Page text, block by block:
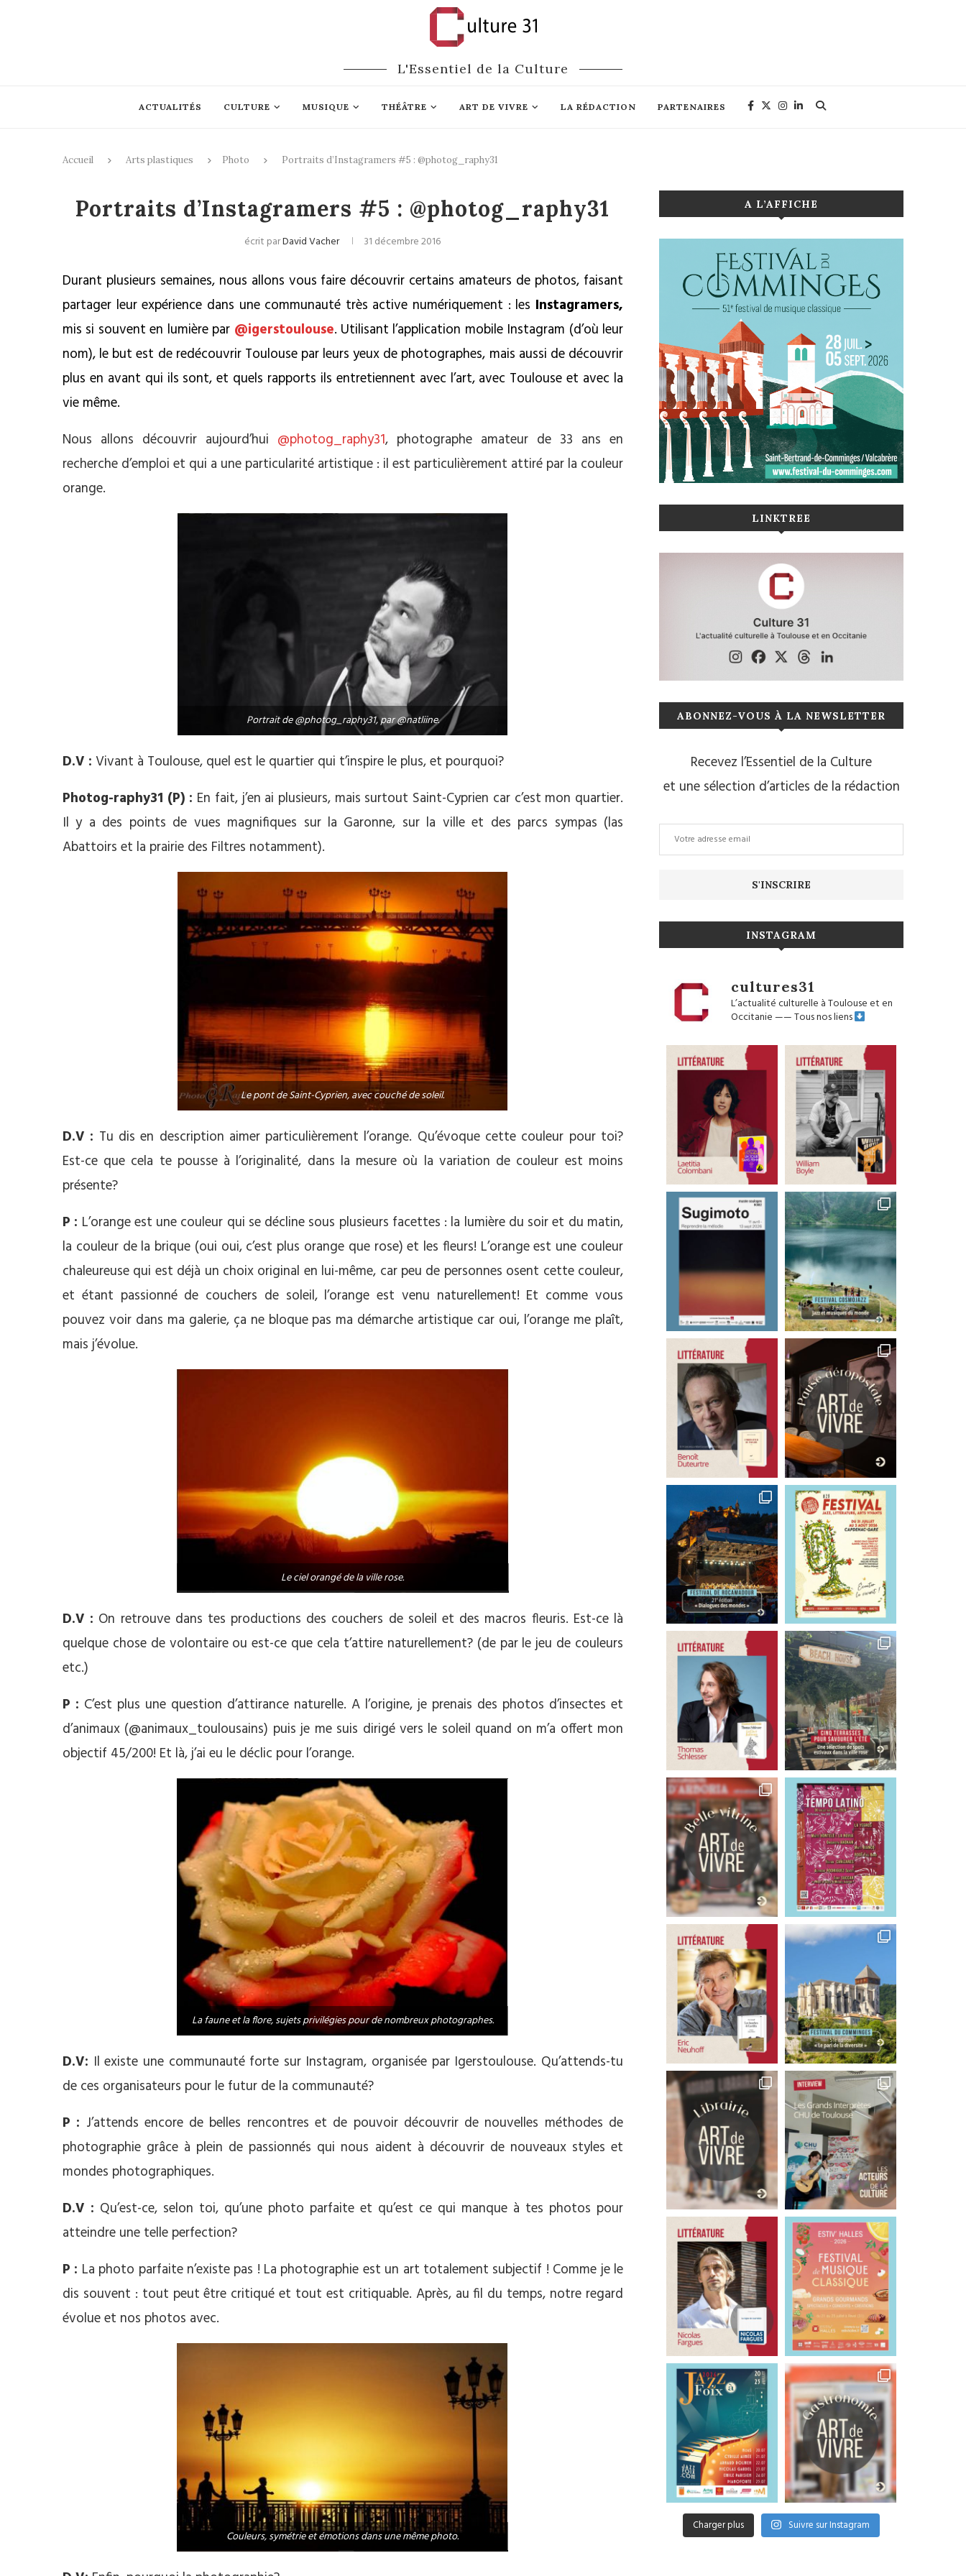
L'Essentiel de la Culture
ACTUALITÉS CULTURE MUSIQUE THÉÂTRE ART DE VIVRE LA RÉDACTION PARTENAIRES
Accueil Arts plastiques Photo Portraits d’Instagramers #5 : @photog_raphy31
Portraits d’Instagramers #5 : @photog_raphy31
écrit parDavid Vacher 31 décembre 2016
Durant plusieurs semaines, nous allons vous faire découvrir certains amateurs de photos, faisant
partager leur expérience dans une communauté très active numériquement : les Instagramers,
mis si souvent en lumière par @igerstoulouse. Utilisant l’application mobile Instagram (d’où leur
nom), le but est de redécouvrir Toulouse par leurs yeux de photographes, mais aussi de découvrir
plus en avant qui ils sont, et quels rapports ils entretiennent avec l’art, avec Toulouse et avec la
vie même.
Nous allons découvrir aujourd’hui @photog_raphy31, photographe amateur de 33 ans en
recherche d’emploi et qui a une particularité artistique : il est particulièrement attiré par la couleur
orange.
Portrait de @photog_raphy31, par @natliine.
D.V : Vivant à Toulouse, quel est le quartier qui t’inspire le plus, et pourquoi?
Photog-raphy31 (P) : En fait, j’en ai plusieurs, mais surtout Saint-Cyprien car c’est mon quartier.
Il y a des points de vues magnifiques sur la Garonne, sur la ville et des parcs sympas (las
Abattoirs et la prairie des Filtres notamment).
Le pont de Saint-Cyprien, avec couché de soleil.
D.V : Tu dis en description aimer particulièrement l’orange. Qu’évoque cette couleur pour toi?
Est-ce que cela te pousse à l’originalité, dans la mesure où la variation de couleur est moins
présente?
P : L’orange est une couleur qui se décline sous plusieurs facettes : la lumière du soir et du matin,
la couleur de la brique (oui oui, c’est plus orange que rose) et les fleurs! L’orange est une couleur
chaleureuse qui est déjà un choix original en lui-même, car peu de personnes osent cette couleur,
et étant passionné de couchers de soleil, l’orange est venu naturellement! Et comme vous
pouvez voir dans ma galerie, ça ne bloque pas ma démarche artistique car oui, l’orange me plaît,
mais j’évolue.
Le ciel orangé de la ville rose.
D.V : On retrouve dans tes productions des couchers de soleil et des macros fleuris. Est-ce là
quelque chose de volontaire ou est-ce que cela t’attire naturellement? (de par le jeu de couleurs
etc.)
P : C’est plus une question d’attirance naturelle. A l’origine, je prenais des photos d’insectes et
d’animaux (@animaux_toulousains) puis je me suis dirigé vers le soleil quand on m’a offert mon
objectif 45/200! Et là, j’ai eu le déclic pour l’orange.
La faune et la flore, sujets privilégies pour de nombreux photographes.
D.V: Il existe une communauté forte sur Instagram, organisée par Igerstoulouse. Qu’attends-tu
de ces organisateurs pour le futur de la communauté?
P : J’attends encore de belles rencontres et de pouvoir découvrir de nouvelles méthodes de
photographie grâce à plein de passionnés qui nous aident à découvrir de nouveaux styles et
mondes photographiques.
D.V : Qu’est-ce, selon toi, qu’une photo parfaite et qu’est ce qui manque à tes photos pour
atteindre une telle perfection?
P : La photo parfaite n’existe pas ! La photographie est un art totalement subjectif ! Comme je le
dis souvent : tout peut être critiqué et tout est critiquable. Après, au fil du temps, notre regard
évolue et nos photos avec.
Couleurs, symétrie et émotions dans une même photo.
A L’AFFICHE
LINKTREE
ABONNEZ-VOUS À LA NEWSLETTER
Recevez l’Essentiel de la Culture
et une sélection d’articles de la rédaction
INSTAGRAM
cultures31
L’actualité culturelle à Toulouse et en
Occitanie——Tous nos liens
Charger plus Suivre sur Instagram